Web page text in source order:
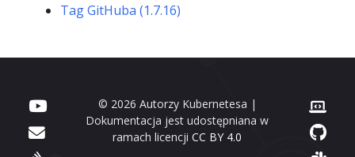
Tag GitHuba (1.7.16)
© 2026 Autorzy Kubernetesa |
Dokumentacja jest udostępniana w
ramach licencjiCC BY 4.0